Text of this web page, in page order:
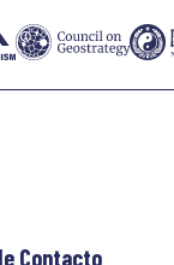
Contacto